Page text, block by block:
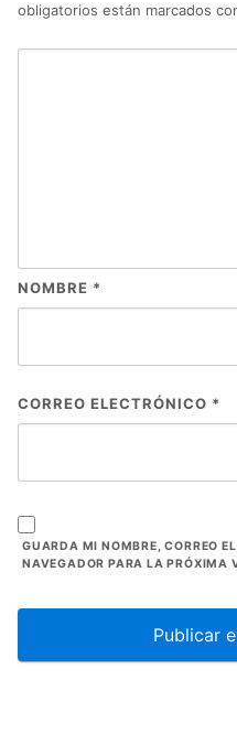
obligatorios están marcados
NOMBRE *
CORREO ELECTRÓNICO *
GUARDA MI NOMBRE, CORREO
NAVEGADOR PARA LA PRÓXIMA